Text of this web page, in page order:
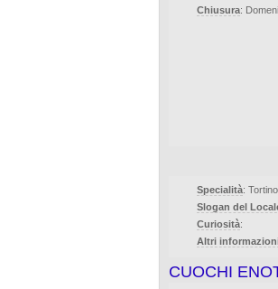
Chiusura:
Specialità:
Slogan del
Curiosità:
Altri
CUOCHI